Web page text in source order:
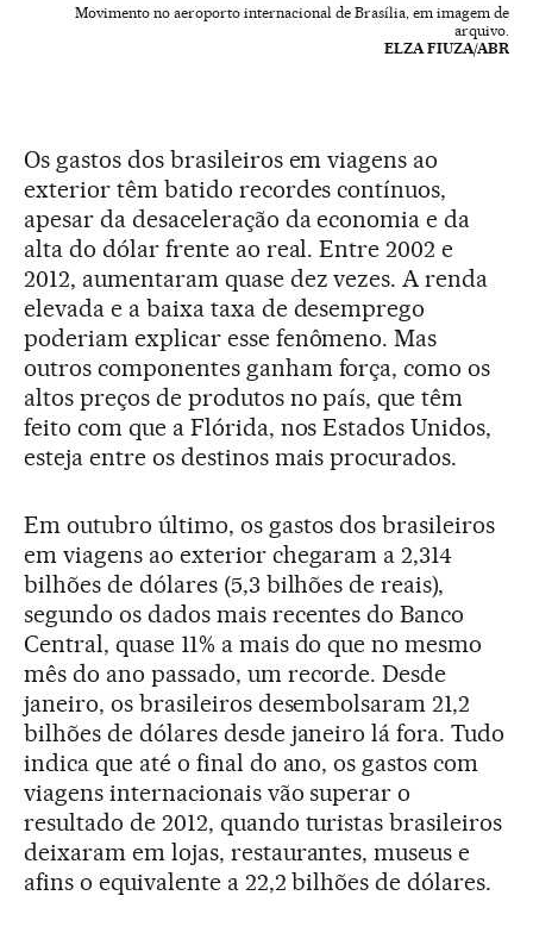
Movimento no aeroporto internacional de Brasília, em imagem de
arquivo.
ELZA FIUZA/ABR
Os gastos dos brasileiros em viagens ao
exterior têm batido recordes contínuos,
apesar da desaceleração da economia e da
alta do dólar frente ao real. Entre 2002 e
2012, aumentaram quase dez vezes. A renda
elevada e a baixa taxa de desemprego
poderiam explicar esse fenômeno. Mas
outros componentes ganham força, como os
altos preços de produtos no país, que têm
feito com que a Flórida, nos Estados Unidos,
esteja entre os destinos mais procurados.
Em outubro último, os gastos dos brasileiros
em viagens ao exterior chegaram a 2,314
bilhões de dólares (5,3 bilhões de reais),
segundo os dados mais recentes do Banco
Central, quase 11% a mais do que no mesmo
mês do ano passado, um recorde. Desde
janeiro, os brasileiros desembolsaram 21,2
bilhões de dólares desde janeiro lá fora. Tudo
indica que até o final do ano, os gastos com
viagens internacionais vão superar o
resultado de 2012, quando turistas brasileiros
deixaram em lojas, restaurantes, museus e
afins o equivalente a 22,2 bilhões de dólares.